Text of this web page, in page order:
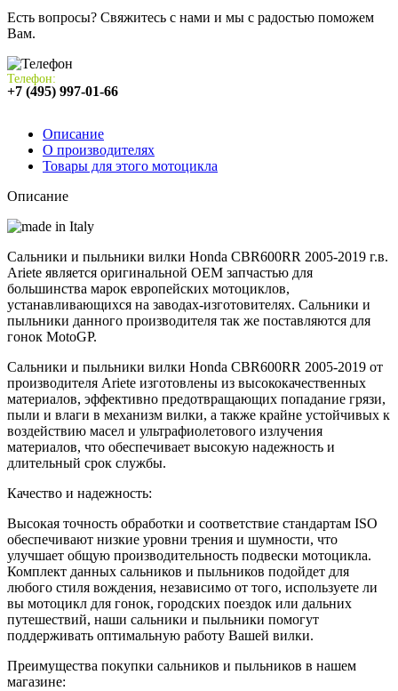
Есть вопросы? Свяжитесь с нами и мы с радостью поможем
Вам.
Телефон:
+7 (495) 997-01-66
Описание
О производителях
Товары для этого мотоцикла
Описание
Сальники и пыльники вилки Honda CBR600RR 2005-2019 г.в.
Ariete является оригинальной OEM запчастью для
большинства марок европейских мотоциклов,
устанавливающихся на заводах‑изготовителях. Сальники и
пыльники данного производителя так же поставляются для
гонок MotoGP.
Сальники и пыльники вилки Honda CBR600RR 2005-2019 от
производителя Ariete изготовлены из высококачественных
материалов, эффективно предотвращающих попадание грязи,
пыли и влаги в механизм вилки, а также крайне устойчивых к
воздействию масел и ультрафиолетового излучения
материалов, что обеспечивает высокую надежность и
длительный срок службы.
Качество и надежность:
Высокая точность обработки и соответствие стандартам ISO
обеспечивают низкие уровни трения и шумности, что
улучшает общую производительность подвески мотоцикла.
Комплект данных сальников и пыльников подойдет для
любого стиля вождения, независимо от того, используете ли
вы мотоцикл для гонок, городских поездок или дальних
путешествий, наши сальники и пыльники помогут
поддерживать оптимальную работу Вашей вилки.
Преимущества покупки сальников и пыльников в нашем
магазине: